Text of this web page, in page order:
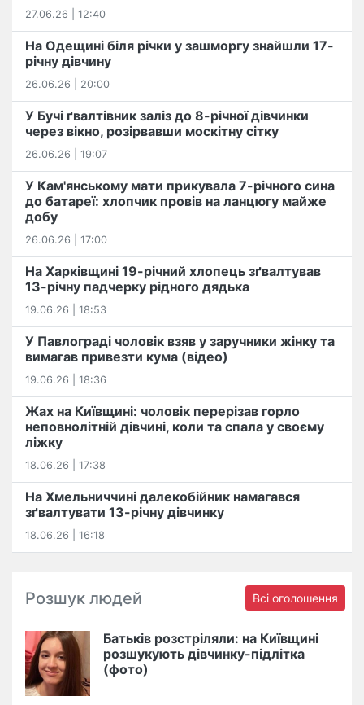
27.06.26 | 12:40
На Одещині біля річки у зашморгу знайшли 17-
річну дівчину
26.06.26 | 20:00
У Бучі ґвалтівник заліз до 8-річної дівчинки
через вікно, розірвавши москітну сітку
26.06.26 | 19:07
У Кам'янському мати прикувала 7-річного сина
до батареї: хлопчик провів на ланцюгу майже
добу
26.06.26 | 17:00
На Харківщині 19-річний хлопець​ ️зґвалтував
13-річну падчерку рідного дядька
19.06.26 | 18:53
У Павлограді чоловік взяв у заручники жінку та
вимагав привезти кума (відео)
19.06.26 | 18:36
Жах на Київщині: чоловік перерізав горло
неповнолітній дівчині, коли та спала у своєму
ліжку
18.06.26 | 17:38
На Хмельниччині далекобійник намагався
зґвалтувати 13-річну дівчинку
18.06.26 | 16:18
Розшук людей Всі оголошення
Батьків розстріляли: на Київщині
розшукують дівчинку-підлітка
(фото)